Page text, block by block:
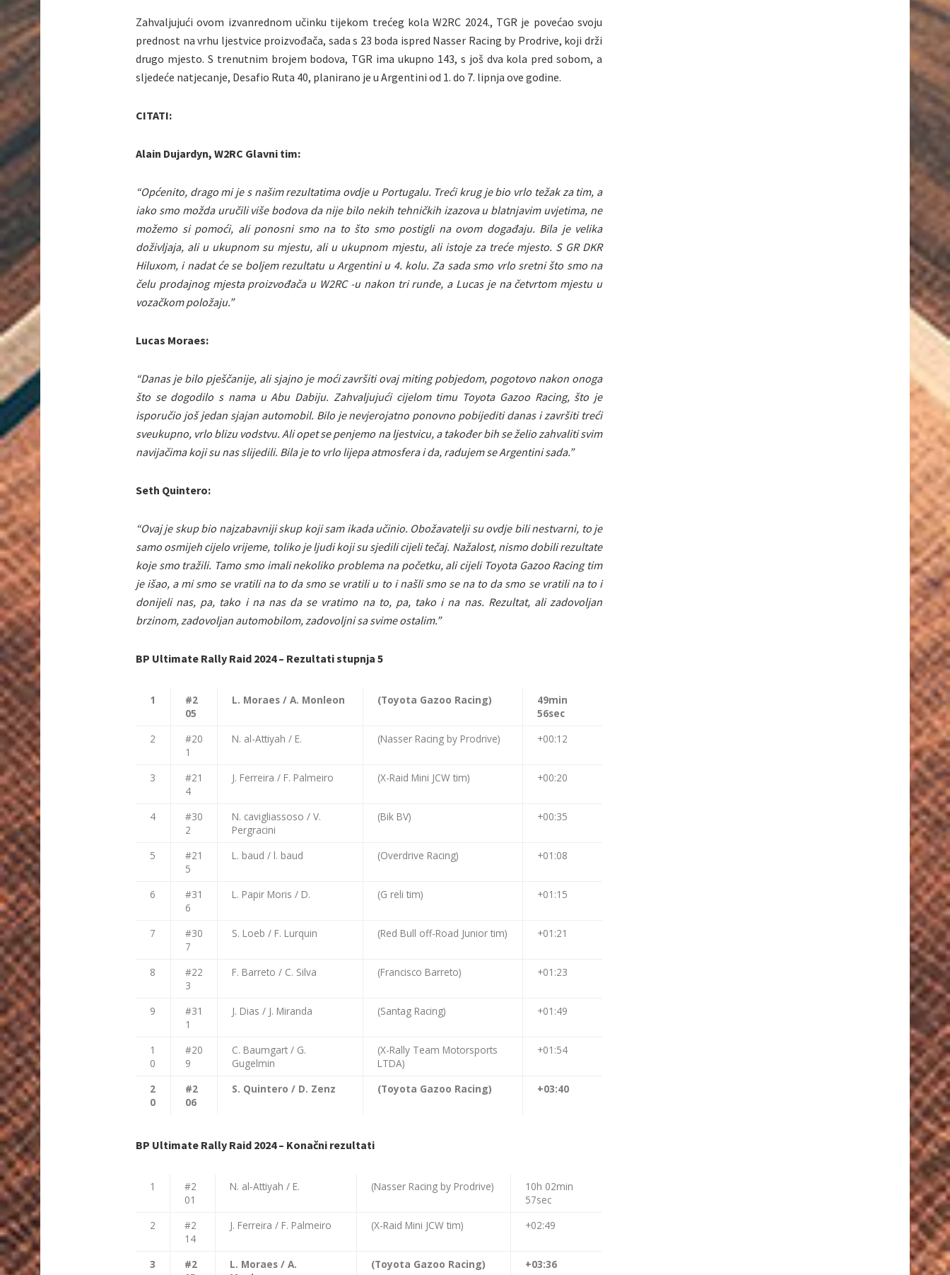
Zahvaljujući ovom izvanrednom učinku tijekom trećeg kola W2RC 2024., TGR je povećao svoju
prednost na vrhu ljestvice proizvođača, sada s 23 boda ispred Nasser Racing by Prodrive, koji drži
drugo mjesto. S trenutnim brojem bodova, TGR ima ukupno 143, s još dva kola pred sobom, a
sljedeće natjecanje, Desafio Ruta 40, planirano je u Argentini od 1. do 7. lipnja ove godine.
CITATI:
Alain Dujardyn, W2RC Glavni tim:
“Općenito, drago mi je s našim rezultatima ovdje u Portugalu. Treći krug je bio vrlo težak za tim, a
iako smo možda uručili više bodova da nije bilo nekih tehničkih izazova u blatnjavim uvjetima, ne
možemo si pomoći, ali ponosni smo na to što smo postigli na ovom događaju. Bila je velika
doživljaja, ali u ukupnom su mjestu, ali u ukupnom mjestu, ali istoje za treće mjesto. S GR DKR
Hiluxom, i nadat će se boljem rezultatu u Argentini u 4. kolu. Za sada smo vrlo sretni što smo na
čelu prodajnog mjesta proizvođača u W2RC -u nakon tri runde, a Lucas je na četvrtom mjestu u
vozačkom položaju.”
Lucas Moraes:
“Danas je bilo pješčanije, ali sjajno je moći završiti ovaj miting pobjedom, pogotovo nakon onoga
što se dogodilo s nama u Abu Dabiju. Zahvaljujući cijelom timu Toyota Gazoo Racing, što je
isporučio još jedan sjajan automobil. Bilo je nevjerojatno ponovno pobijediti danas i završiti treći
sveukupno, vrlo blizu vodstvu. Ali opet se penjemo na ljestvicu, a također bih se želio zahvaliti svim
navijačima koji su nas slijedili. Bila je to vrlo lijepa atmosfera i da, radujem se Argentini sada.”
Seth Quintero:
“Ovaj je skup bio najzabavniji skup koji sam ikada učinio. Obožavatelji su ovdje bili nestvarni, to je
samo osmijeh cijelo vrijeme, toliko je ljudi koji su sjedili cijeli tečaj. Nažalost, nismo dobili rezultate
koje smo tražili. Tamo smo imali nekoliko problema na početku, ali cijeli Toyota Gazoo Racing tim
je išao, a mi smo se vratili na to da smo se vratili u to i našli smo se na to da smo se vratili na to i
donijeli nas, pa, tako i na nas da se vratimo na to, pa, tako i na nas. Rezultat, ali zadovoljan
brzinom, zadovoljan automobilom, zadovoljni sa svime ostalim.”
BP Ultimate Rally Raid 2024 – Rezultati stupnja 5
1
#2
05
L. Moraes / A. Monleon (Toyota Gazoo Racing)
49min
56sec
2
#20
1
N. al-Attiyah / E. (Nasser Racing by Prodrive) +00:12
3
#21
4
J. Ferreira / F. Palmeiro (X-Raid Mini JCW tim) +00:20
4
#30
2
N. cavigliassoso / V.
Pergracini
(Bik BV) +00:35
5
#21
5
L. baud / l. baud (Overdrive Racing) +01:08
6
#31
6
L. Papir Moris / D. (G reli tim) +01:15
7
#30
7
S. Loeb / F. Lurquin (Red Bull off-Road Junior tim) +01:21
8
#22
3
F. Barreto / C. Silva (Francisco Barreto) +01:23
9
#31
1
J. Dias / J. Miranda (Santag Racing) +01:49
1
0
#20
9
C. Baumgart / G.
Gugelmin
(X-Rally Team Motorsports
LTDA)
+01:54
2
0
#2
06
S. Quintero / D. Zenz (Toyota Gazoo Racing) +03:40
BP Ultimate Rally Raid 2024 – Konačni rezultati
1
#2
01
N. al-Attiyah / E. (Nasser Racing by Prodrive)
10h 02min
57sec
2
#2
14
J. Ferreira / F. Palmeiro (X-Raid Mini JCW tim) +02:49
3
#2
L. Moraes / A.
(Toyota Gazoo Racing) +03:36